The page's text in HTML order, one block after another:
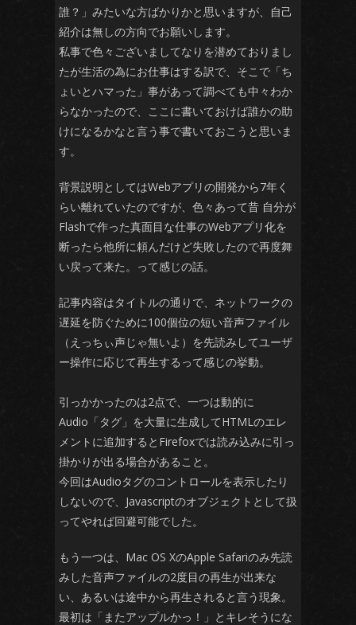
誰？」みたいな方ばかりかと思いますが、自己
紹介は無しの方向でお願いします。
私事で色々ございましてなりを潜めておりまし
たが生活の為にお仕事はする訳で、そこで「ち
ょいとハマった」事があって調べても中々わか
らなかったので、ここに書いておけば誰かの助
けになるかなと言う事で書いておこうと思いま
す。
背景説明としてはWebアプリの開発から7年く
らい離れていたのですが、色々あって昔 自分が
Flashで作った真面目な仕事のWebアプリ化を
断ったら他所に頼んだけど失敗したので再度舞
い戻って来た。って感じの話。
記事内容はタイトルの通りで、ネットワークの
遅延を防ぐために100個位の短い音声ファイル
（えっちぃ声じゃ無いよ）を先読みしてユーザ
ー操作に応じて再生するって感じの挙動。
引っかかったのは2点で、一つは動的に
Audio「タグ」を大量に生成してHTMLのエレ
メントに追加するとFirefoxでは読み込みに引っ
掛かりが出る場合があること。
今回はAudioタグのコントロールを表示したり
しないので、Javascriptのオブジェクトとして扱
ってやれば回避可能でした。
もう一つは、Mac OS XのApple Safariのみ先読
みした音声ファイルの2度目の再生が出来な
い、あるいは途中から再生されると言う現象。
最初は「またアップルかっ！」とキレそうにな